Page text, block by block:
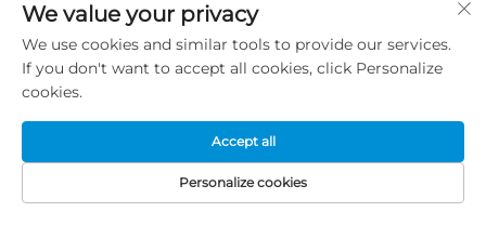
कॉन्ट्रास्ट अनुपात (≥3,000:1)
: मंद प्रकाश वाले विवाह समारोहों में विशेष रूप से
स्पष्ट और जीवंत रंग गहराई प्राप्त करने के लिए यह महत्वपूर्ण है, क्योंकि यह मूड
सेटिंग दृश्यों को बढ़ाने में सहायता करता है।
6.3 अतिरिक्त कारक
6.3.1 बजट संबंधी विचार
गुणवत्ता और बजट के बीच संतुलन बनाए रखें। केवल विवाह एलईडी स्क्रीन की
We value your privacy
We use cookies and similar tools to provide our services.
If you don't want to accept all cookies, click Personalize
cookies.
Personalize cookies
Accept all